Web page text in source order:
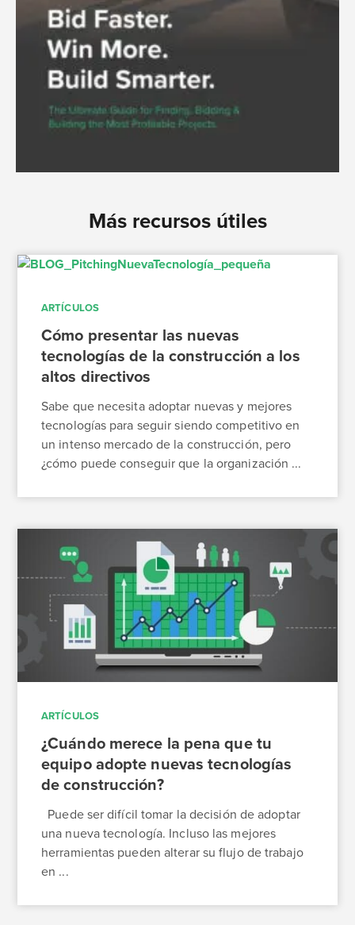
Más recursos útiles
ARTÍCULOS
Cómo presentar las nuevas
tecnologías de la construcción a los
altos directivos
Sabe que necesita adoptar nuevas y mejores
tecnologías para seguir siendo competitivo en
un intenso mercado de la construcción, pero
¿cómo puede conseguir que la organización ...
ARTÍCULOS
¿Cuándo merece la pena que tu
equipo adopte nuevas tecnologías
de construcción?
Puede ser difícil tomar la decisión de adoptar
una nueva tecnología. Incluso las mejores
herramientas pueden alterar su flujo de trabajo
en ...